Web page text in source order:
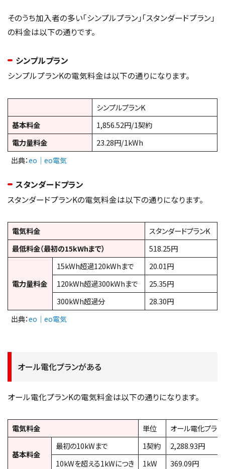
そのうち加入者の多い「シンプルプラン」「スタンダードプラン」
の料金は以下の通りです。
シンプルプラン
シンプルプランKの電気料金は以下の通りになります。
シンプルプランK
基本料金
1,856.52円/1契約
電力量料金
23.28円/1kWh
出典：eo｜eo電気
スタンダードプラン
スタンダードプランKの電気料金は以下の通りになります。
電気料金
スタンダードプランK
最低料金（最初の15kWhまで）
518.25円
電力量料金
15kWh超過120kWhまで
20.01円
120kWh超過300kWhまで
25.35円
300kWh超過分
28.30円
出典：eo｜eo電気
オール電化プランがある
オール電化プランKの電気料金は以下の通りになります。
電気料金 単位 オール電化プラ
基本料金
最初の10kWまで 1契約
2,288.93円
10kWを超える1kWにつき
1kW 369.09円